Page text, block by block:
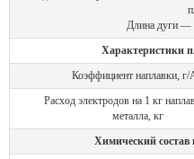
Длина дуги —
Характеристики
Коэффициент наплавки, г/
Расход электродов на 1 кг
металла, кг
Химический состав